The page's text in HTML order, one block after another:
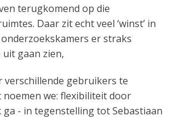
terugkomend op die
Daar zit echt veel ‘winst’ in
er straks
gaan zien,
verschillende gebruikers te
we: flexibiliteit door
ga - in tegenstelling tot Sebastiaan